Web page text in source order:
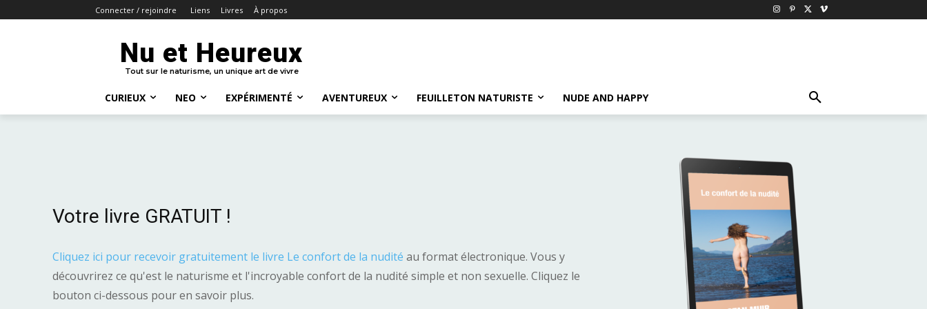
Connecter / rejoindre Liens Livres À propos
Nu et Heureux
Tout sur le naturisme, un unique art de vivre
CURIEUX NEO EXPÉRIMENTÉ AVENTUREUX FEUILLETON NATURISTE NUDE AND HAPPY
Votre livre GRATUIT !
Cliquez ici pour recevoir gratuitement le livre Le confort de la nudité au format électronique. Vous y
découvrirez ce qu'est le naturisme et l'incroyable confort de la nudité simple et non sexuelle. Cliquez le
bouton ci-dessous pour en savoir plus.